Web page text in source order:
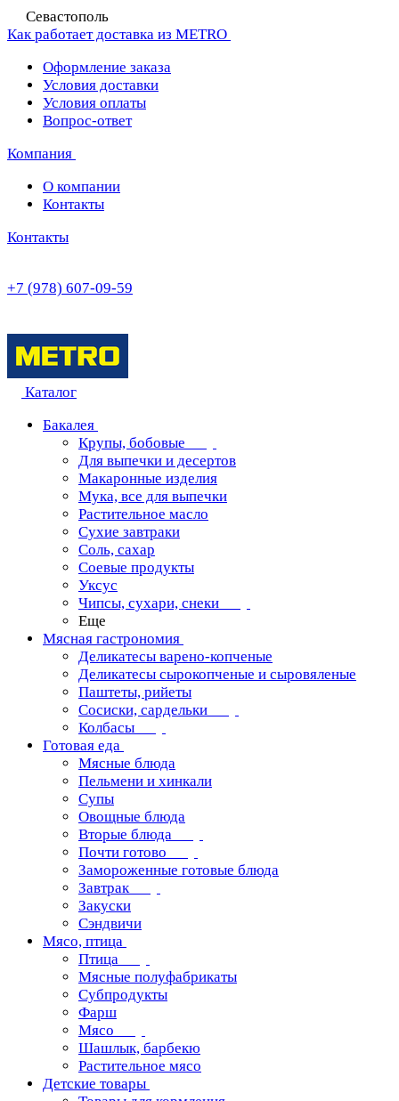
Севастополь
Как работает доставка из METRO
Оформление заказа
Условия доставки
Условия оплаты
Вопрос-ответ
Компания
О компании
Контакты
Контакты
+7 (978) 607-09-59
Каталог
Бакалея
Крупы, бобовые
Для выпечки и десертов
Макаронные изделия
Мука, все для выпечки
Растительное масло
Сухие завтраки
Соль, сахар
Соевые продукты
Уксус
Чипсы, сухари, снеки
Еще
Мясная гастрономия
Деликатесы варено-копченые
Деликатесы сырокопченые и сыровяленые
Паштеты, рийеты
Сосиски, сардельки
Колбасы
Готовая еда
Мясные блюда
Пельмени и хинкали
Супы
Овощные блюда
Вторые блюда
Почти готово
Замороженные готовые блюда
Завтрак
Закуски
Сэндвичи
Мясо, птица
Птица
Мясные полуфабрикаты
Субпродукты
Фарш
Мясо
Шашлык, барбекю
Растительное мясо
Детские товары